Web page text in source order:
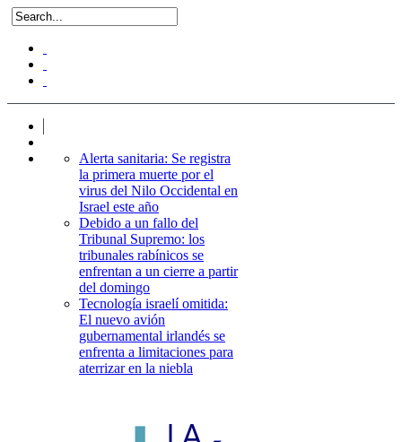
Alerta sanitaria: Se registra
la primera muerte por el
virus del Nilo Occidental en
Israel este año
Debido a un fallo del
Tribunal Supremo: los
tribunales rabínicos se
enfrentan a un cierre a partir
del domingo
Tecnología israelí omitida:
El nuevo avión
gubernamental irlandés se
enfrenta a limitaciones para
aterrizar en la niebla